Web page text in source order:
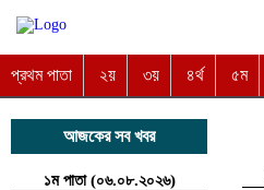
প্রথম পাতা ২য় ৩য় ৪র্থ ৫ম
আজকের সব খবর
১ম পাতা (০৬.০৮.২০২৬)